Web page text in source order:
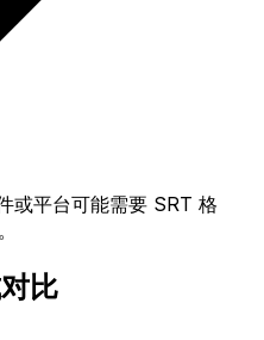
平台可能需要 SRT 格
比